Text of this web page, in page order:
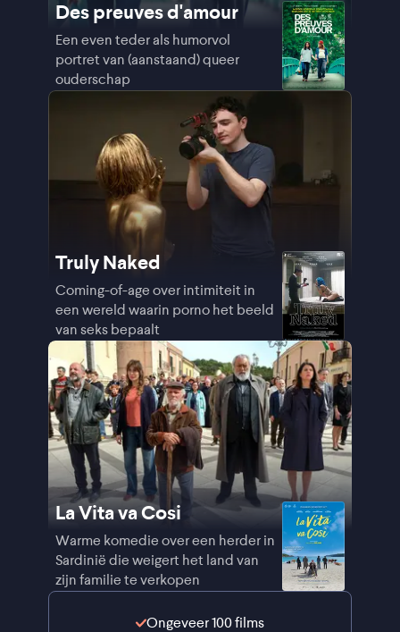
Des preuves d'amour
Een even teder als humorvol
portret van (aanstaand) queer
ouderschap
Truly Naked
Coming-of-age over intimiteit in
een wereld waarin porno het beeld
van seks bepaalt
La Vita va Cosi
Warme komedie over een herder in
Sardinië die weigert het land van
zijn familie te verkopen
Ongeveer 100 films